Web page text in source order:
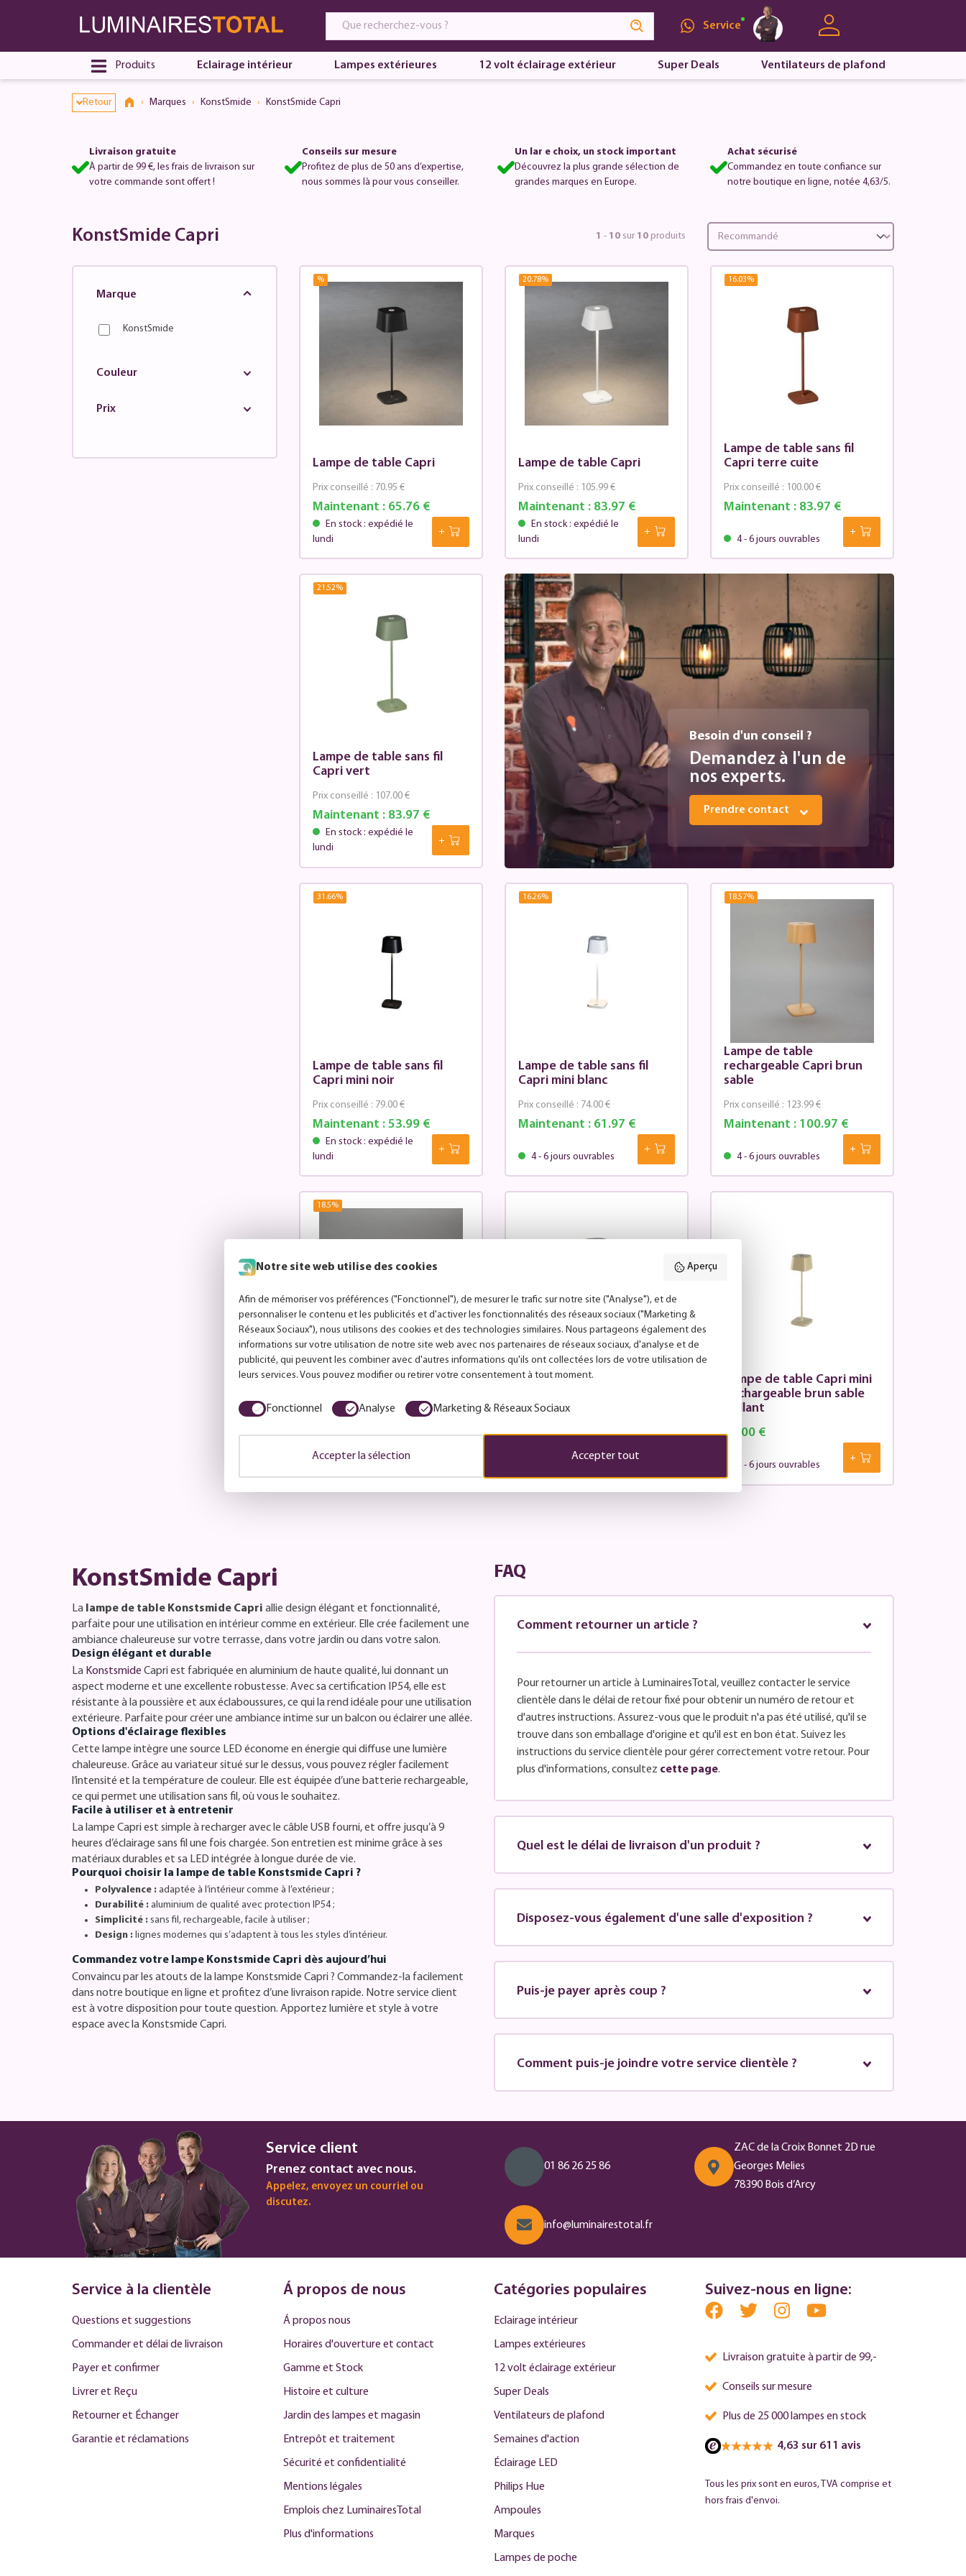
Service
Produits Eclairage intérieur Lampes extérieures 12 volt éclairage extérieur Super Deals Ventilateurs de plafond
Retour Marques KonstSmide KonstSmide Capri
Livraison gratuite
À partir de 99 €, les frais de livraison sur
votre commande sont offert !
Conseils sur mesure
Profitez de plus de 50 ans d’expertise,
nous sommes là pour vous conseiller.
Un lar e choix, un stock important
Découvrez la plus grande sélection de
grandes marques en Europe.
Achat sécurisé
Commandez en toute confiance sur
notre boutique en ligne, notée 4,63/5.
KonstSmide Capri
Marque
KonstSmide
Couleur
Prix
1 - 10 sur 10 produits
%
Lampe de table Capri
Maintenant : 65.76 €
Prix conseillé : 70.95 €
En stock : expédié le
lundi
20.78%
Lampe de table Capri
Maintenant :83.97 €
Prix conseillé : 105.99 €
En stock : expédié le
lundi
16.03%
Lampe de table sans fil
Capri terre cuite
Maintenant :83.97 €
Prix conseillé : 100.00 €
4 - 6 jours ouvrables
21.52%
Lampe de table sans fil
Capri vert
Maintenant : 83.97 €
Prix conseillé : 107.00 €
En stock : expédié le
lundi
Besoin d'un conseil ?
Demandez à l'un de
nos experts.
Prendre contact
31.66%
Lampe de table sans fil
Capri mini noir
Maintenant : 53.99 €
Prix conseillé : 79.00 €
En stock : expédié le
lundi
16.26%
Lampe de table sans fil
Capri mini blanc
Maintenant :61.97 €
Prix conseillé : 74.00 €
4 - 6 jours ouvrables
18.57%
Lampe de table
rechargeable Capri brun
sable
Maintenant :100.97 €
Prix conseillé : 123.99 €
4 - 6 jours ouvrables
18.5%
Lampe de table
rechargeable Capri mini
Maintenant :74.97 €
Prix conseillé :91.99 €
Lampe de table Capri
brillant
112.00 €
Lampe de table Capri mini
Rechargeable brun sable
brillant
93.00 €
4 - 6 jours ouvrables
KonstSmide Capri
La lampe de table Konstsmide Capri allie design élégant et fonctionnalité,
parfaite pour une utilisation en intérieur comme en extérieur. Elle crée facilement une
ambiance chaleureuse sur votre terrasse, dans votre jardin ou dans votre salon.
Design élégant et durable
La Konstsmide Capri est fabriquée en aluminium de haute qualité, lui donnant un
aspect moderne et une excellente robustesse. Avec sa certification IP54, elle est
résistante à la poussière et aux éclaboussures, ce qui la rend idéale pour une utilisation
extérieure. Parfaite pour créer une ambiance intime sur un balcon ou éclairer une allée.
Options d'éclairage flexibles
Cette lampe intègre une source LED économe en énergie qui diffuse une lumière
chaleureuse. Grâce au variateur situé sur le dessus, vous pouvez régler facilement
l’intensité et la température de couleur. Elle est équipée d’une batterie rechargeable,
ce qui permet une utilisation sans fil, où vous le souhaitez.
Facile à utiliser et à entretenir
La lampe Capri est simple à recharger avec le câble USB fourni, et offre jusqu’à 9
heures d’éclairage sans fil une fois chargée. Son entretien est minime grâce à ses
matériaux durables et sa LED intégrée à longue durée de vie.
Pourquoi choisir la lampe de table Konstsmide Capri ?
Polyvalence : adaptée à l’intérieur comme à l’extérieur ;
Durabilité : aluminium de qualité avec protection IP54 ;
Simplicité : sans fil, rechargeable, facile à utiliser ;
Design : lignes modernes qui s’adaptent à tous les styles d’intérieur.
Commandez votre lampe Konstsmide Capri dès aujourd’hui
Convaincu par les atouts de la lampe Konstsmide Capri ? Commandez-la facilement
dans notre boutique en ligne et profitez d’une livraison rapide. Notre service client
est à votre disposition pour toute question. Apportez lumière et style à votre
espace avec la Konstsmide Capri.
FAQ
Comment retourner un article ?
Pour retourner un article à LuminairesTotal, veuillez contacter le service
clientèle dans le délai de retour fixé pour obtenir un numéro de retour et
d'autres instructions. Assurez-vous que le produit n'a pas été utilisé, qu'il se
trouve dans son emballage d'origine et qu'il est en bon état. Suivez les
instructions du service clientèle pour gérer correctement votre retour. Pour
plus d'informations, consultez cette page.
Quel est le délai de livraison d'un produit ?
Disposez-vous également d'une salle d'exposition ?
Puis-je payer après coup ?
Comment puis-je joindre votre service clientèle ?
Service client
Prenez contact avec nous.
Appelez, envoyez un courriel ou
discutez.
01 86 26 25 86
ZAC de la Croix Bonnet 2D rue
Georges Melies
78390 Bois d’Arcy
info@luminairestotal.fr
Service à la clientèle
Questions et suggestions
Commander et délai de livraison
Payer et confirmer
Livrer et Reçu
Retourner et Échanger
Garantie et réclamations
Á propos de nous
Á propos nous
Horaires d'ouverture et contact
Gamme et Stock
Histoire et culture
Jardin des lampes et magasin
Entrepôt et traitement
Sécurité et confidentialité
Mentions légales
Emplois chez LuminairesTotal
Plus d'informations
Catégories populaires
Eclairage intérieur
Lampes extérieures
12 volt éclairage extérieur
Super Deals
Ventilateurs de plafond
Semaines d'action
Éclairage LED
Philips Hue
Ampoules
Marques
Lampes de poche
Suivez-nous en ligne:
Livraison gratuite à partir de 99,-
Conseils sur mesure
Plus de 25 000 lampes en stock
4,63 sur 611 avis
Tous les prix sont en euros, TVA comprise et
hors frais d'envoi.
Notre site web utilise des cookies Aperçu
Afin de mémoriser vos préférences ("Fonctionnel"), de mesurer le trafic sur notre site ("Analyse"), et de
personnaliser le contenu et les publicités et d'activer les fonctionnalités des réseaux sociaux ("Marketing &
Réseaux Sociaux"), nous utilisons des cookies et des technologies similaires. Nous partageons également des
informations sur votre utilisation de notre site web avec nos partenaires de réseaux sociaux, d'analyse et de
publicité, qui peuvent les combiner avec d'autres informations qu'ils ont collectées lors de votre utilisation de
leurs services. Vous pouvez modifier ou retirer votre consentement à tout moment.
Fonctionnel Analyse Marketing & Réseaux Sociaux
Accepter la sélection Accepter tout